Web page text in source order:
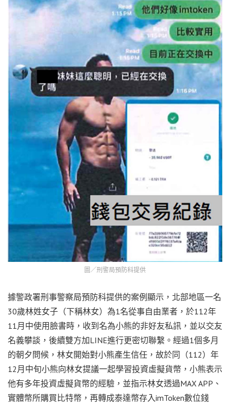
圖／刑警局預防科提供
據警政署刑事警察局預防科提供的案例顯示，北部地區一名
30歲林姓女子（下稱林女）為1名從事自由業者，於112年
11月中使用臉書時，收到名為小熊的非好友私訊，並以交友
名義攀談，後續雙方加LINE進行更密切聯繫。經過1個多月
的朝夕問候，林女開始對小熊產生信任，故於同（112）年
12月中旬小熊向林女提議一起學習投資虛擬貨幣，小熊表示
他有多年投資虛擬貨幣的經驗，並指示林女透過MAX APP、
實體幣所購買比特幣，再轉成泰達幣存入imToken數位錢